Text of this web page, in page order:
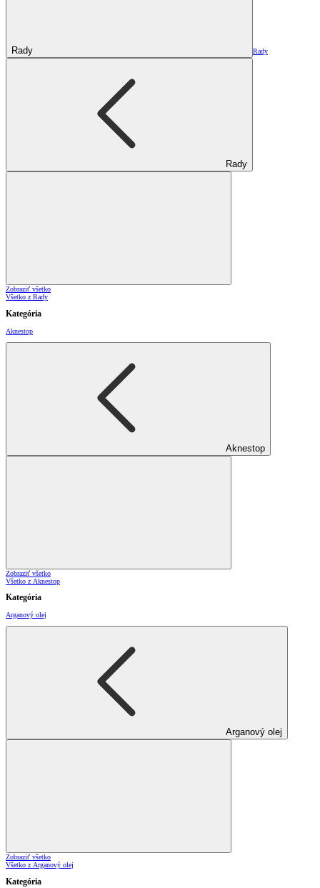
Rady Rady
Rady
Zobraziť všetko
Všetko z Rady
Kategória
Aknestop
Aknestop
Zobraziť všetko
Všetko z Aknestop
Kategória
Arganový olej
Arganový olej
Zobraziť všetko
Všetko z Arganový olej
Kategória